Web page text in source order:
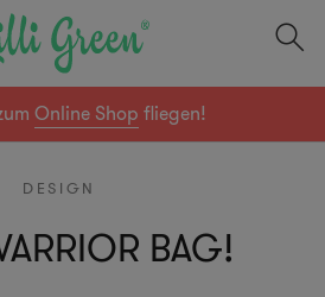
Online Shop fliegen!
DESIGN
BAG!